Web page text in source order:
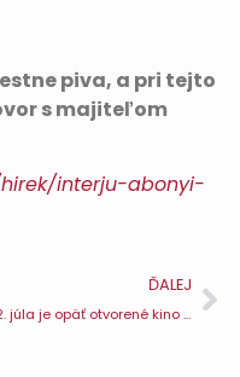
piva, a pri tejto
s majiteľom
interju-abonyi-
ĎALEJ
Od 2. júla je opäť otvorené kino Duna v Visegráde – Visegrád TE